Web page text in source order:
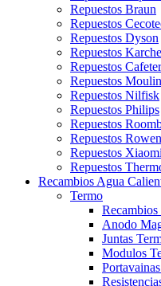
Repuestos Braun
Repuestos
Repuestos Dyson
Repuestos
Repuestos
Repuestos
Repuestos Nilfisk
Repuestos Philips
Repuestos
Repuestos
Repuestos Xiaomi
Repuestos
Recambios Agua
Termo
Anodo
Juntas
Modulos